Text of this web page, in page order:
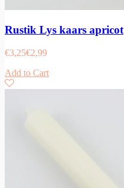
Rustik Lys kaars apricot
€3,25€2,99
Add to Cart